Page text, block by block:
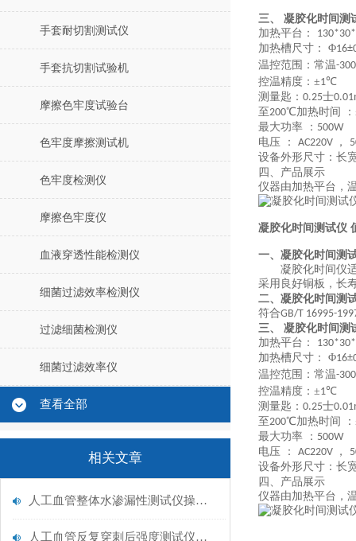
手套耐切割测试仪
手套抗切割试验机
摩擦色牢度试验台
色牢度摩擦测试机
色牢度检测仪
摩擦色牢度仪
血液穿透性能检测仪
细菌过滤效率检测仪
过滤细菌检测仪
细菌过滤效率仪
查看全部
相关文章
人工血管整体水渗漏性测试仪操作中最容易出错的步骤
人工血管反复穿刺后强度测试仪是什么？透析患者的“生命管“质量靠它把关！
三、 凝胶化时间测
加热平台： 130*30*
加热槽尺寸： Φ
温控范围：常温-300
控温精度：±1℃
测量匙： 0.25士
至200℃加热时间
最大功率 ： 500W
电压 ： AC220V ，
设备外形尺寸：长
四、产品展示
仪器由加热平台，
凝胶化时间测试仪
一、 凝胶化时间测
凝胶化时间仪
采用良好铜板，长
二、 凝胶化时间测
符合GB/T 16995-
三、 凝胶化时间测
加热平台： 130*30*
加热槽尺寸： Φ
温控范围：常温-300
控温精度：±1℃
测量匙： 0.25士
至200℃加热时间
最大功率 ： 500W
电压 ： AC220V ，
设备外形尺寸：长
四、产品展示
仪器由加热平台，